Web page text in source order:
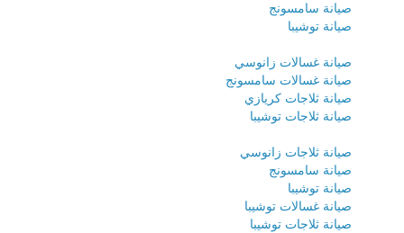
صيانة سامسونج
صيانة توشيبا
صيانة غسالات زانوسي
صيانة غسالات سامسونج
صيانة ثلاجات كريازي
صيانة ثلاجات توشيبا
صيانة ثلاجات زانوسي
صيانة سامسونج
صيانة توشيبا
صيانة غسالات توشيبا
صيانة ثلاجات توشيبا